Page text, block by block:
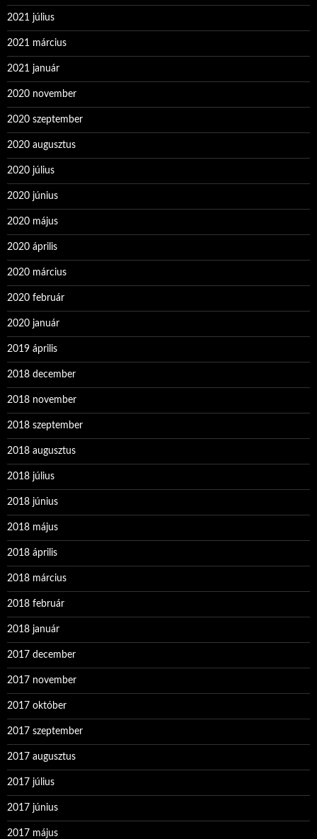
2021 július
2021 március
2021 január
2020 november
2020 szeptember
2020 augusztus
2020 július
2020 június
2020 május
2020 április
2020 március
2020 február
2020 január
2019 április
2018 december
2018 november
2018 szeptember
2018 augusztus
2018 július
2018 június
2018 május
2018 április
2018 március
2018 február
2018 január
2017 december
2017 november
2017 október
2017 szeptember
2017 augusztus
2017 július
2017 június
2017 május